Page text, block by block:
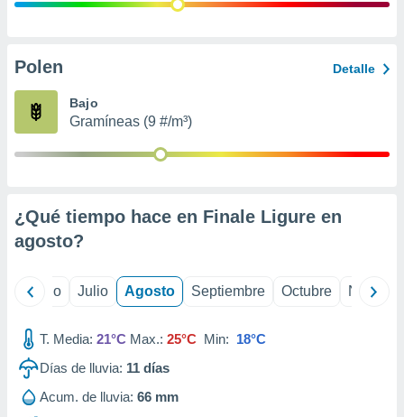
publicidad
de
Polen Detalle
Bajo
Gramíneas (9 #/m³)
¿Qué tiempo hace en Finale Ligure en
agosto?
Junio Julio Agosto Septiembre Octubre
T. Media: 21°C Max.: 25°C Min: 18°C
Días de lluvia: 11 días
Acum. de lluvia: 66 mm